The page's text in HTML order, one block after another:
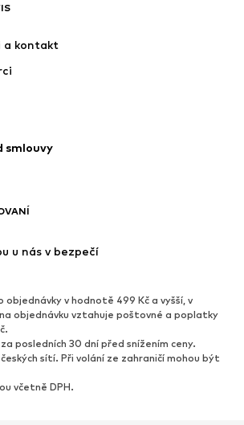
Oblíbené
Kozačky
a kontakt
smlouvy
u nás v bezpečí
objednávky v hodnotě 499 Kč a vyšší, v
objednávku vztahuje poštovné a poplatky
posledních 30 dní před snížením ceny.
sítí. Při volání ze zahraničí mohou být
včetně DPH.